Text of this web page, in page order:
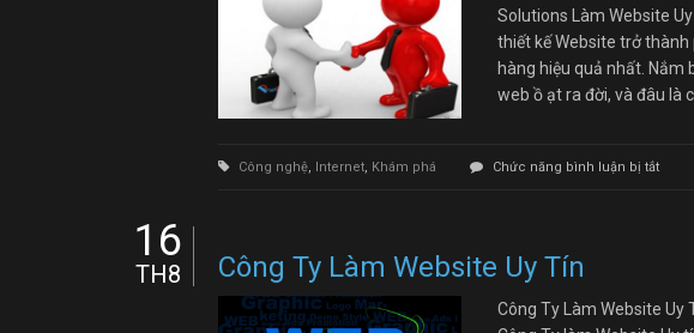
Solutions Làm Website
thiết kế Website trở
hàng hiệu quả nhất. Nắm
web ồ ạt ra đời, và đâu là
Công nghệ, Internet, Khám phá Chức năng bình luận bị tắtở
Công Ty Làm Website Uy Tín
16
TH8
Công Ty Làm Website Uy